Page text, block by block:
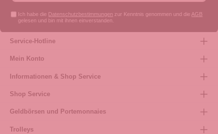
Ich habe die Datenschutzbestimmungen zur Kenntnis genommen und die AGB
gelesen und bin mit ihnen einverstanden.
Service-Hotline
Mein Konto
Informationen & Shop Service
Shop Service
Geldbörsen und Portemonnaies
Trolleys